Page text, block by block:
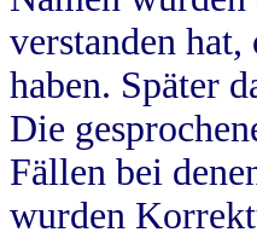
verstanden hat,
haben. Später
Die
Fällen bei
wurden